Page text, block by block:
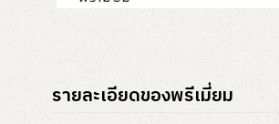
รายละเอียดของพรีเมี่ยม